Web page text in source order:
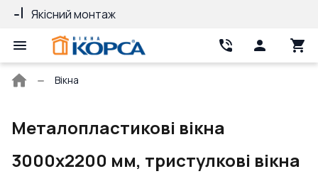
Якісний монтаж
Головна
Вікна
Металопластикові вікна
3000x2200 мм, тристулкові вікна